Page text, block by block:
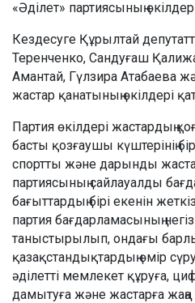
«Әділет» партиясының
Кездесуге Құрылтай
Теренченко, Сандуғаш
Амантай, Гүлзира Атабаева
жастар қанатының өкілдері
Партия өкілдері жастардың
басты қозғаушы күштерінің
спортты және дарынды
партиясының сайлауалды
бағыттардың бірі екенін
партия бағдарламасының
таныстырылып, ондағы
қазақстандықтардың өмір
әділетті мемлекет құруға,
дамытуға және жастарға